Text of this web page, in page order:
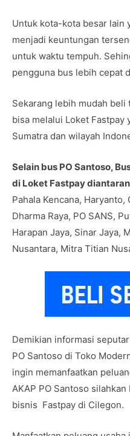
Untuk kota-kota besar lain
menjadi keuntungan
untuk waktu tempuh.
pengguna bus lebih cepat
Sekarang lebih mudah beli
bisa melalui Loket Fastpay
Sumatra dan wilayah
Selain bus PO Santoso,
di Loket Fastpay
Pahala Kencana, Haryanto,
Dharma Raya, PO SANS,
Harapan Jaya, Sinar Jaya,
Nusantara, Mitra Titian
Demikian informasi
PO Santoso di Toko
ingin memanfaatkan
AKAP PO Santoso
bisnis Fastpay di Cilegon.